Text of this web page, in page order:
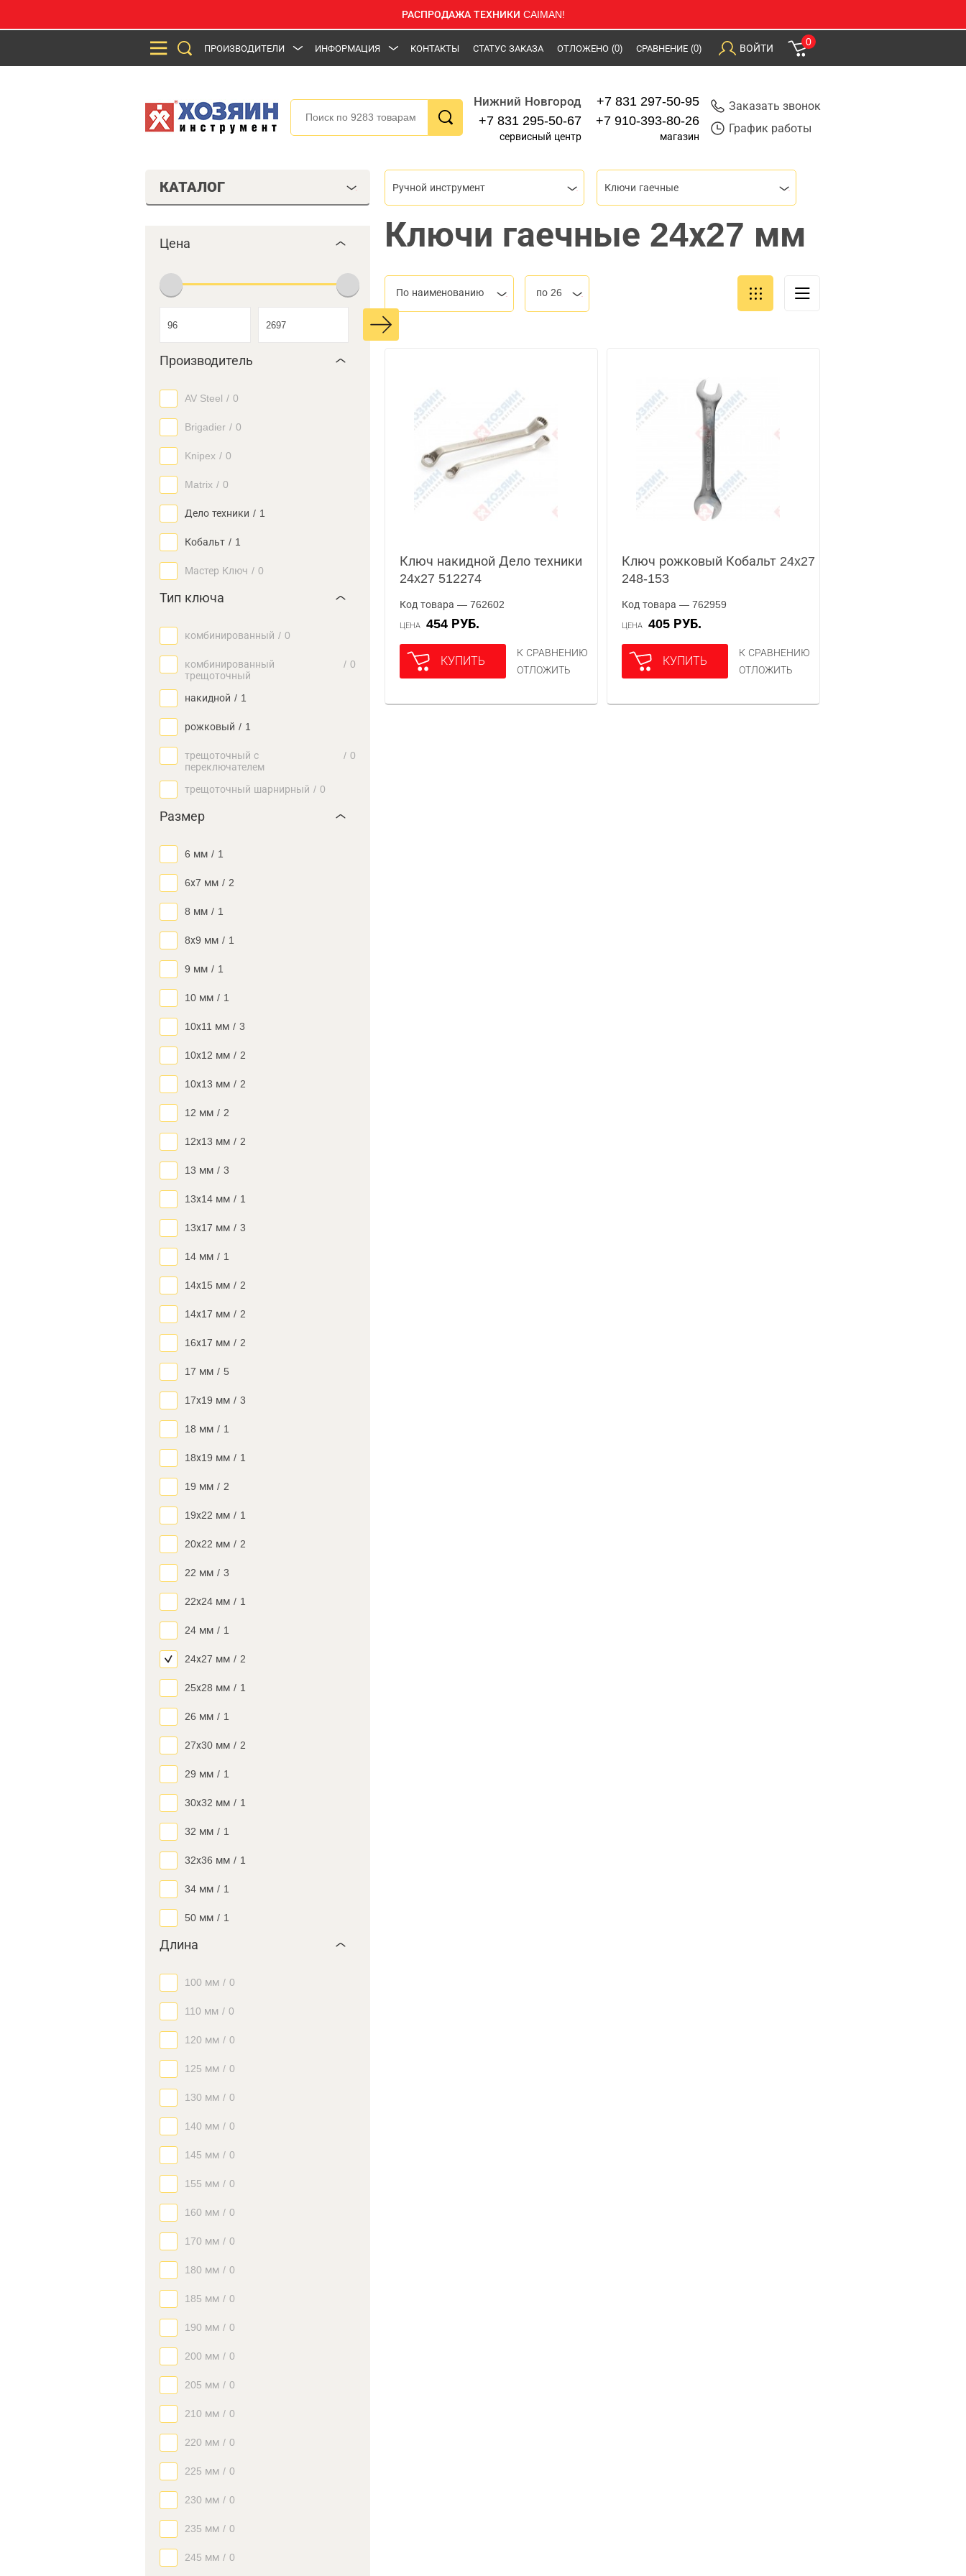
РАСПРОДАЖА ТЕХНИКИ CAIMAN!
ПРОИЗВОДИТЕЛИ ИНФОРМАЦИЯ КОНТАКТЫ СТАТУС ЗАКАЗА ОТЛОЖЕНО (0) СРАВНЕНИЕ (0) ВОЙТИ
0
Нижний Новгород
+7 831 295-50-67
сервисный центр
+7 831 297-50-95
+7 910-393-80-26
магазин
Заказать звонок
График работы
КАТАЛОГ
Цена
Производитель
AV Steel / 0
Brigadier / 0
Knipex / 0
Matrix / 0
Дело техники / 1
Кобальт / 1
Мастер Ключ / 0
Тип ключа
комбинированный / 0
комбинированный
трещоточный
/ 0
накидной / 1
рожковый / 1
трещоточный с
переключателем
/ 0
трещоточный шарнирный / 0
Размер
6 мм / 1
6х7 мм / 2
8 мм / 1
8х9 мм / 1
9 мм / 1
10 мм / 1
10х11 мм / 3
10х12 мм / 2
10х13 мм / 2
12 мм / 2
12х13 мм / 2
13 мм / 3
13х14 мм / 1
13х17 мм / 3
14 мм / 1
14х15 мм / 2
14х17 мм / 2
16х17 мм / 2
17 мм / 5
17х19 мм / 3
18 мм / 1
18х19 мм / 1
19 мм / 2
19х22 мм / 1
20х22 мм / 2
22 мм / 3
22х24 мм / 1
24 мм / 1
24х27 мм / 2
25х28 мм / 1
26 мм / 1
27х30 мм / 2
29 мм / 1
30х32 мм / 1
32 мм / 1
32х36 мм / 1
34 мм / 1
50 мм / 1
Длина
100 мм / 0
110 мм / 0
120 мм / 0
125 мм / 0
130 мм / 0
140 мм / 0
145 мм / 0
155 мм / 0
160 мм / 0
170 мм / 0
180 мм / 0
185 мм / 0
190 мм / 0
200 мм / 0
205 мм / 0
210 мм / 0
220 мм / 0
225 мм / 0
230 мм / 0
235 мм / 0
245 мм / 0
Ручной инструмент Ключи гаечные
Ключи гаечные 24х27 мм
По наименованию по 26
Ключ накидной Дело техники
24x27 512274
Код товара — 762602
ЦЕНА 454 РУБ.
КУПИТЬ
К СРАВНЕНИЮ
ОТЛОЖИТЬ
Ключ рожковый Кобальт 24x27
248-153
Код товара — 762959
ЦЕНА 405 РУБ.
КУПИТЬ
К СРАВНЕНИЮ
ОТЛОЖИТЬ